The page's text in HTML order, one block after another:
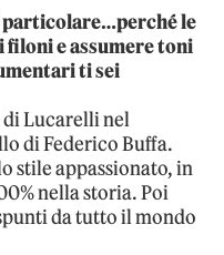
particolare…perché le
filoni e assumere toni
ti sei
di Lucarelli nel
di Federico Buffa.
stile appassionato, in
nella storia. Poi
da tutto il mondo